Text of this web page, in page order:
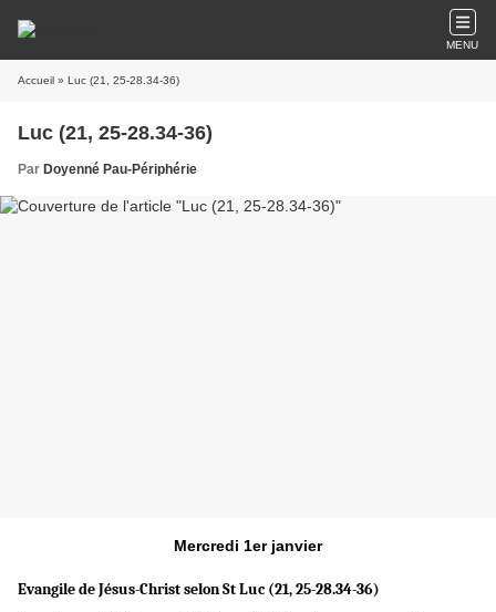
MENU
Accueil » Luc (21, 25-28.34-36)
Luc (21, 25-28.34-36)
Par Doyenné Pau-Périphérie
Mercredi 1er janvier
Evangile de Jésus-Christ selon St Luc (21, 25-28.34-36)